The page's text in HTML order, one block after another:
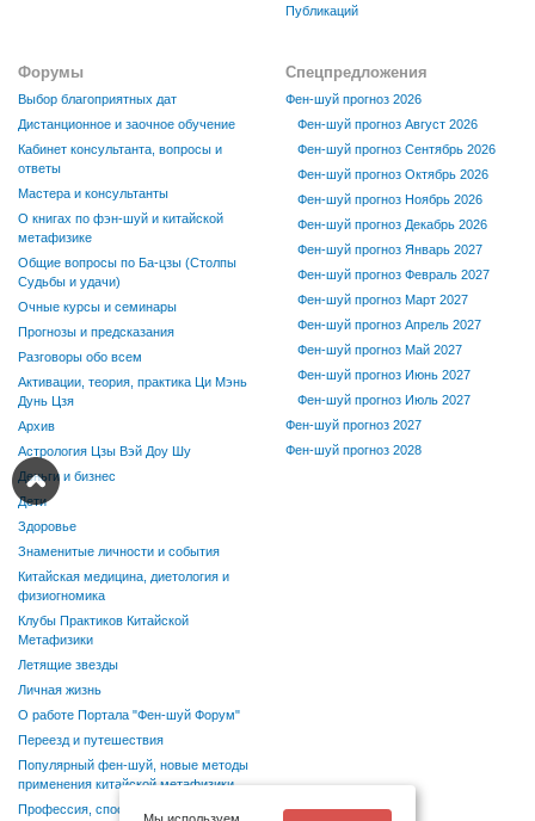
Публикаций
Форумы
Выбор благоприятных дат
Дистанционное и заочное обучение
Кабинет консультанта, вопросы и
ответы
Мастера и консультанты
О книгах по фэн-шуй и китайской
метафизике
Общие вопросы по Ба-цзы (Столпы
Судьбы и удачи)
Очные курсы и семинары
Прогнозы и предсказания
Разговоры обо всем
Активации, теория, практика Ци Мэнь
Дунь Цзя
Архив
Астрология Цзы Вэй Доу Шу
Деньги и бизнес
Дети
Здоровье
Знаменитые личности и события
Китайская медицина, диетология и
физиогномика
Клубы Практиков Китайской
Метафизики
Летящие звезды
Личная жизнь
О работе Портала "Фен-шуй Форум"
Переезд и путешествия
Популярный фен-шуй, новые методы
применения китайской метафизики
Профессия, способности, хобби
Спецпредложения
Фен-шуй прогноз 2026
Фен-шуй прогноз Август 2026
Фен-шуй прогноз Сентябрь 2026
Фен-шуй прогноз Октябрь 2026
Фен-шуй прогноз Ноябрь 2026
Фен-шуй прогноз Декабрь 2026
Фен-шуй прогноз Январь 2027
Фен-шуй прогноз Февраль 2027
Фен-шуй прогноз Март 2027
Фен-шуй прогноз Апрель 2027
Фен-шуй прогноз Май 2027
Фен-шуй прогноз Июнь 2027
Фен-шуй прогноз Июль 2027
Фен-шуй прогноз 2027
Фен-шуй прогноз 2028